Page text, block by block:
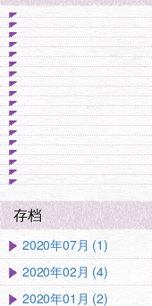
存档
2020年07月 (1)
2020年02月 (4)
2020年01月 (2)